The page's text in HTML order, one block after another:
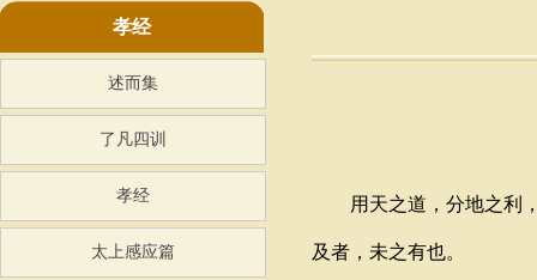
孝经
述而集
了凡四训
孝经
太上感应篇
用天之道，分地之利，
及者，未之有也。